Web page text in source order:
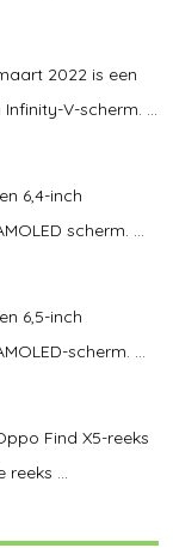
2022 is een
V-scherm. ...
6,4-inch
scherm. ...
6,5-inch
scherm. ...
Find X5-reeks
...